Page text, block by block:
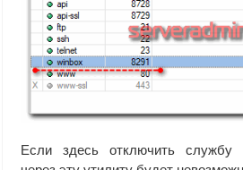
Если здесь отключить службу